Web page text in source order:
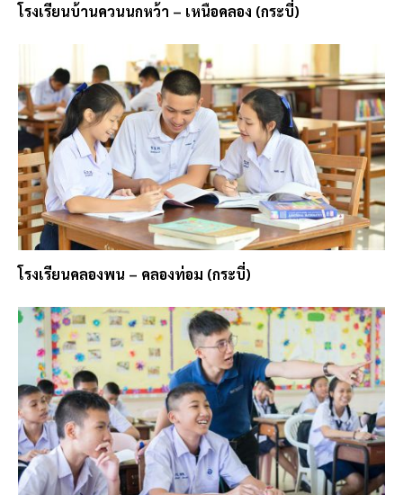
โรงเรียนบ้านควนนกหว้า – เหนือคลอง (กระบี่)
โรงเรียนคลองพน – คลองท่อม (กระบี่)